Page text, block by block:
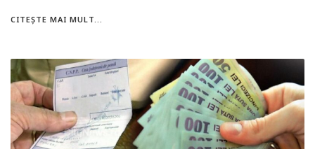
CITEȘTE MAI MULT...